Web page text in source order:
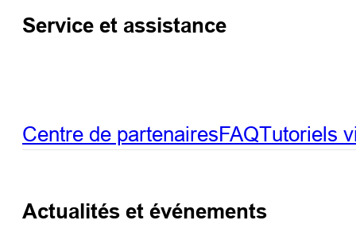
Service et assistance
Centre de partenairesFAQTutoriels
Actualités et événements